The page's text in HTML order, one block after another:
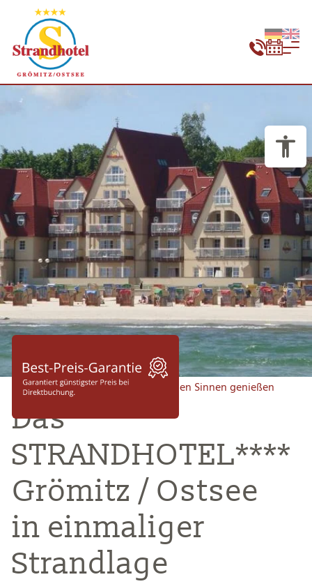
Direkt an Strand und Meer - Mit allen Sinnen genießen
Das
STRANDHOTEL****
Grömitz / Ostsee
in einmaliger
Strandlage